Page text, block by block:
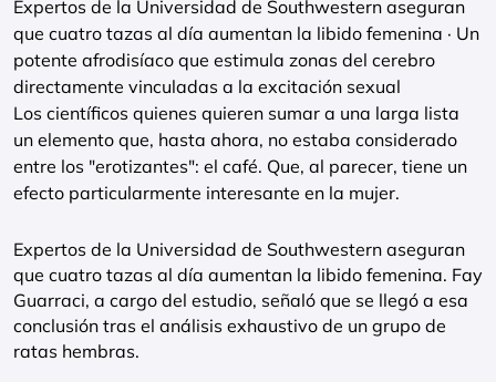
Expertos de la Universidad de Southwestern aseguran
que cuatro tazas al día aumentan la libido femenina · Un
potente afrodisíaco que estimula zonas del cerebro
directamente vinculadas a la excitación sexual
Los científicos quienes quieren sumar a una larga lista
un elemento que, hasta ahora, no estaba considerado
entre los "erotizantes": el café. Que, al parecer, tiene un
efecto particularmente interesante en la mujer.
Expertos de la Universidad de Southwestern aseguran
que cuatro tazas al día aumentan la libido femenina. Fay
Guarraci, a cargo del estudio, señaló que se llegó a esa
conclusión tras el análisis exhaustivo de un grupo de
ratas hembras.